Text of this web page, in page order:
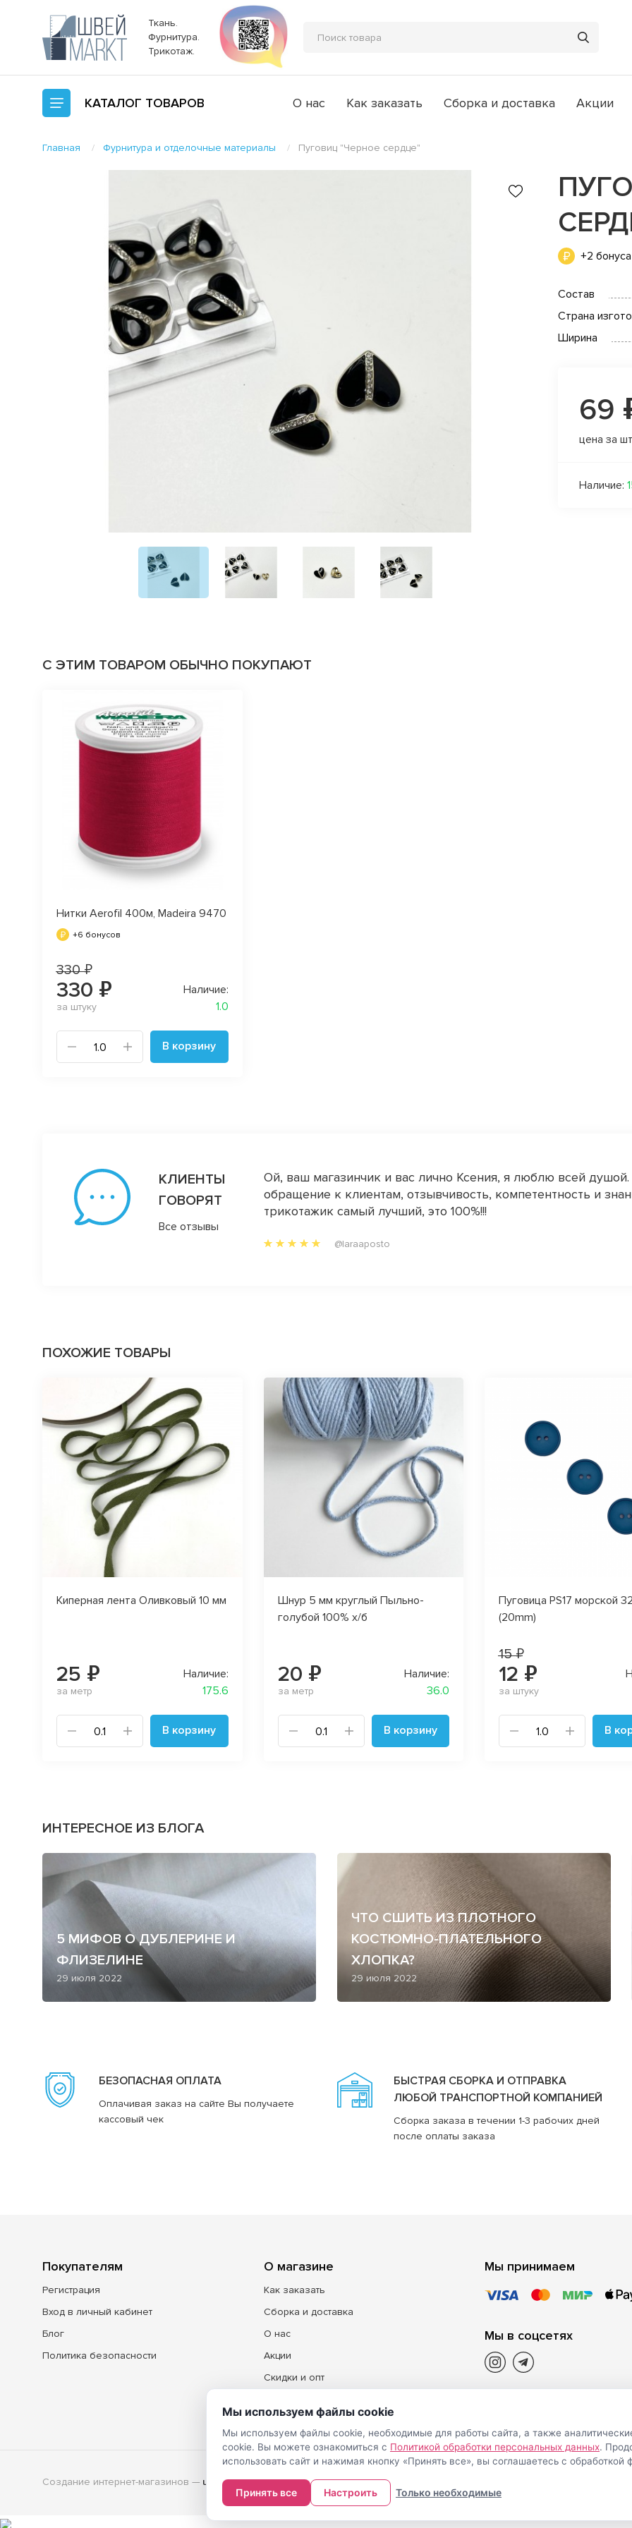
Ткань.
Фурнитура.
Трикотаж.
КАТАЛОГ ТОВАРОВ О нас Как заказать Сборка и доставка Акции
Главная Фурнитура и отделочные материалы Пуговиц "Черное сердце"
+2 бонуса
Состав
Страна
Ширина
69
цена за
Наличие:
С ЭТИМ ТОВАРОМ ОБЫЧНО ПОКУПАЮТ
Нитки Aerofil 400м, Madeira 9470
+6 бонусов
330 ₽
330 ₽
за штуку
Наличие:
1.0
В корзину
КЛИЕНТЫ
ГОВОРЯТ
Все отзывы
Они очень дорого и стильно
сторис... бесподобный ассортимент
Ой, ваш магазинчик и вас лично Ксения, я люблю всей душой.
обращение к клиентам, отзывчивость, компетентность и
трикотажик самый лучший, это 100%!!!
@laraaposto
ПОХОЖИЕ ТОВАРЫ
Киперная лента Оливковый 10 мм
25 ₽
за метр
Наличие:
175.6
В корзину
Шнур 5 мм круглый Пыльно-
голубой 100% х/б
20 ₽
за метр
Наличие:
36.0
В корзину
Пуговица PS17 морской
(20mm)
15 ₽
12 ₽
за штуку
В
ИНТЕРЕСНОЕ ИЗ БЛОГА
5 МИФОВ О ДУБЛЕРИНЕ И
ФЛИЗЕЛИНЕ
29 июля 2022
ЧТО СШИТЬ ИЗ ПЛОТНОГО
КОСТЮМНО-ПЛАТЕЛЬНОГО
ХЛОПКА?
29 июля 2022
БЕЗОПАСНАЯ ОПЛАТА
Оплачивая заказ на сайте Вы получаете
кассовый чек
БЫСТРАЯ СБОРКА И ОТПРАВКА
ЛЮБОЙ ТРАНСПОРТНОЙ КОМПАНИЕЙ
Сборка заказа в течении 1-3 рабочих дней
после оплаты заказа
Покупателям
Регистрация
Вход в личный кабинет
Блог
Политика безопасности
О магазине
Как заказать
Сборка и доставка
О нас
Акции
Скидки и опт
Мы принимаем
Мы в соцсетях
Создание интернет-магазинов —
Мы используем файлы cookie
Мы используем файлы cookie, необходимые для работы сайта, а также
cookie. Вы можете ознакомиться с Политикой обработки персональных данных.
использовать сайт и нажимая кнопку «Принять все», вы соглашаетесь с обработкой
Принять все Настроить Только необходимые